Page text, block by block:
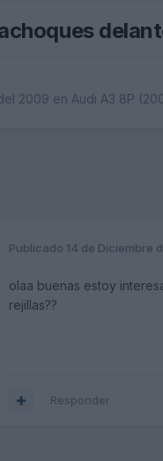
2009 en Audi A3 8P
Publicado 14 de Diciembre
olaa buenas estoy
rejillas??
Responder